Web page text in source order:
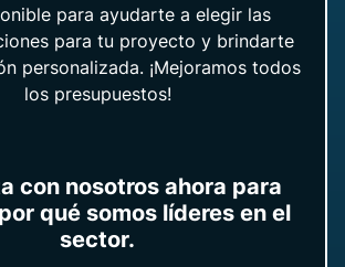
para ayudarte a elegir las
para tu proyecto y brindarte
personalizada. ¡Mejoramos todos
los presupuestos!
con nosotros ahora para
qué somos líderes en el
sector.